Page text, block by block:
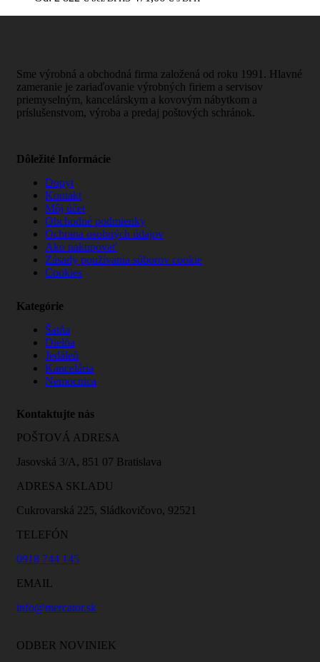
Sme výrobná a obchodná firma založená od roku 1991. Hlavné
zameranie je zariaďovanie výrobných firiem a servisov
priemyselným, kancelárskym a kovovým nábytkom a
príslušenstvom, výroba a predaj poštových schránok.
Dôležité Informácie
Dopyt
Kontakt
Môj účet
Obchodné podmienky
Ochrana osobných údajov
Ako nakupovať
Zásady používania súborov cookie
Cookies
Kategórie
Šatňa
Dielňa
Jedáleň
Kancelária
Nemocnica
Kontaktujte nás
POŠTOVÁ ADRESA
Jasovská 3/A, 851 07 Bratislava
ADRESA SKLADU
Cukrovarská 225, Sládkovičovo, 92521
TELEFÓN
0918 744 145
EMAIL
info@mercator.sk
ODBER NOVINIEK